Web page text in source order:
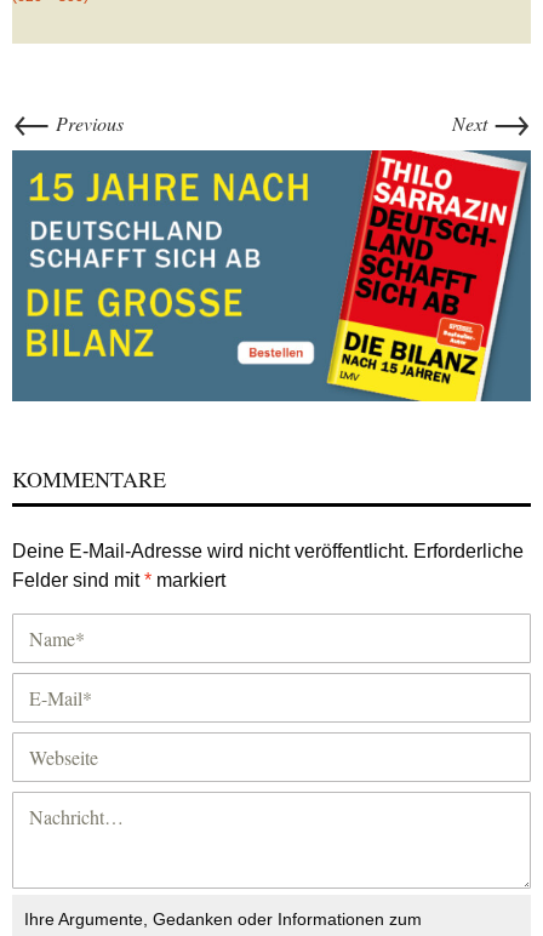
← Previous Next →
KOMMENTARE
Deine E-Mail-Adresse wird nicht veröffentlicht. Erforderliche
Felder sind mit* markiert
Ihre Argumente, Gedanken oder Informationen zum